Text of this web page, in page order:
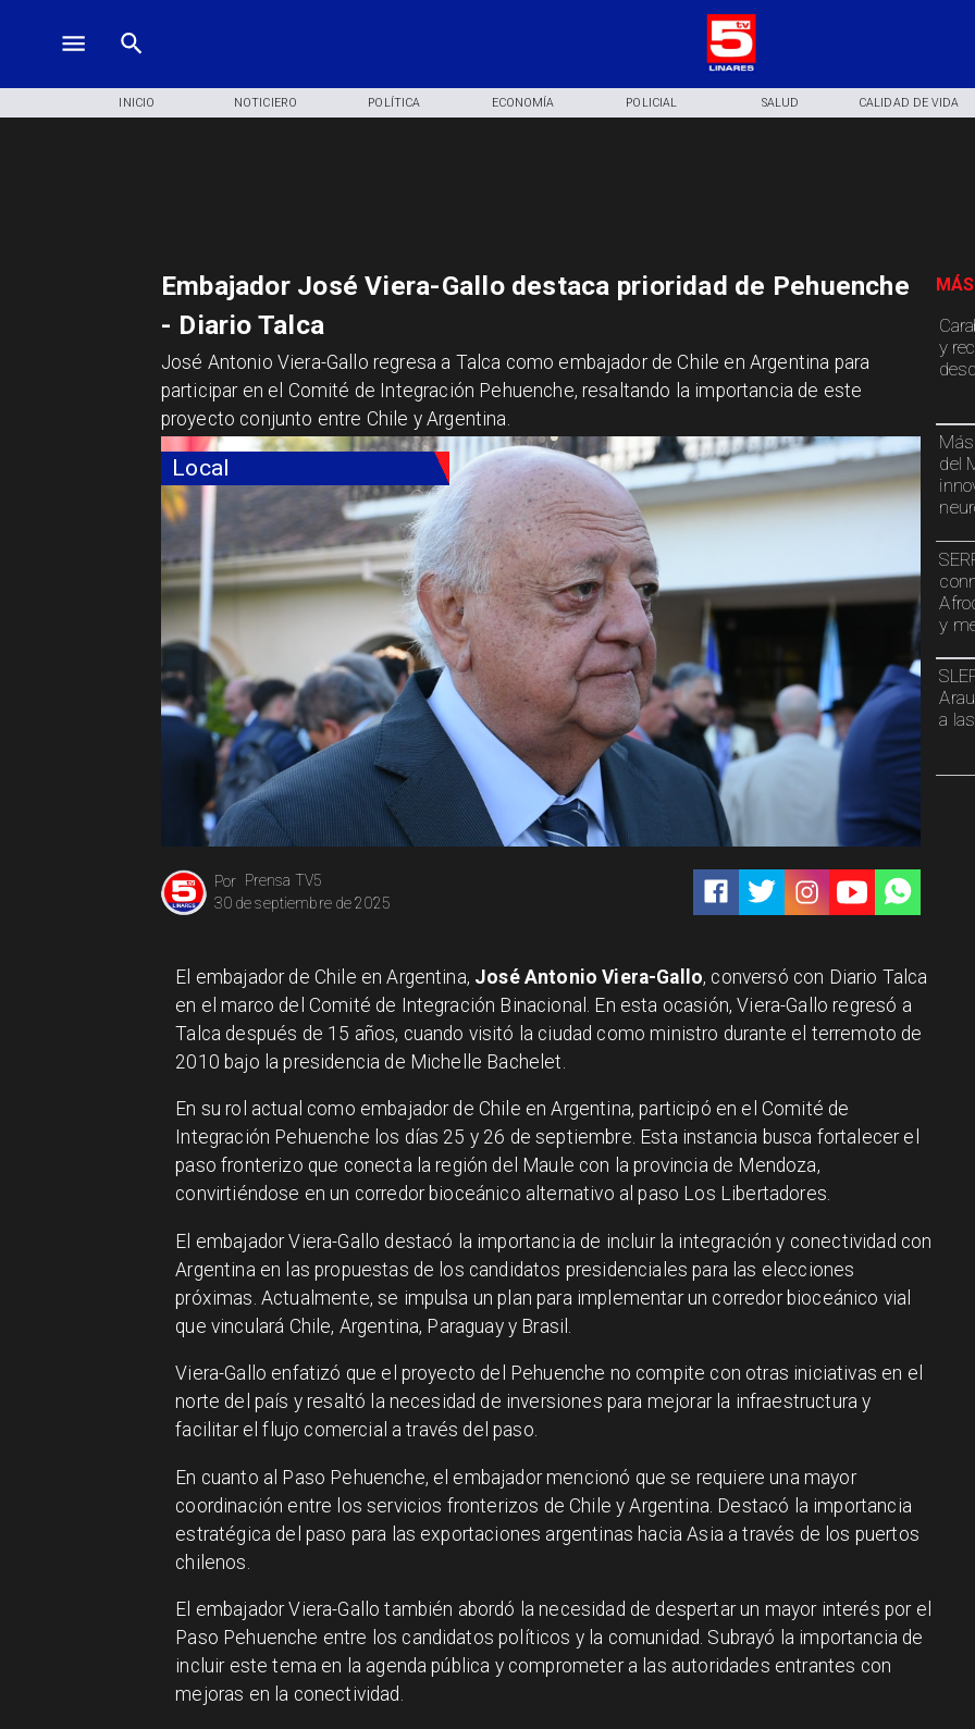
INICIO NOTICIERO POLÍTICA ECONOMÍA POLICIAL SALUD CALIDAD DE VIDA
Local
Prensa TV5
Por
30 de septiembre de 2025
y
del
y
a
Embajador José Viera-Gallo destaca prioridad de Pehuenche
- Diario Talca
José Antonio Viera-Gallo regresa a Talca como embajador de Chile en Argentina para
participar en el Comité de Integración Pehuenche, resaltando la importancia de este
proyecto conjunto entre Chile y Argentina.
El embajador de Chile en Argentina, José Antonio Viera-Gallo, conversó con Diario Talca
en el marco del Comité de Integración Binacional. En esta ocasión, Viera-Gallo regresó a
Talca después de 15 años, cuando visitó la ciudad como ministro durante el terremoto de
2010 bajo la presidencia de Michelle Bachelet.
En su rol actual como embajador de Chile en Argentina, participó en el Comité de
Integración Pehuenche los días 25 y 26 de septiembre. Esta instancia busca fortalecer el
paso fronterizo que conecta la región del Maule con la provincia de Mendoza,
convirtiéndose en un corredor bioceánico alternativo al paso Los Libertadores.
El embajador Viera-Gallo destacó la importancia de incluir la integración y conectividad con
Argentina en las propuestas de los candidatos presidenciales para las elecciones
próximas. Actualmente, se impulsa un plan para implementar un corredor bioceánico vial
que vinculará Chile, Argentina, Paraguay y Brasil.
Viera-Gallo enfatizó que el proyecto del Pehuenche no compite con otras iniciativas en el
norte del país y resaltó la necesidad de inversiones para mejorar la infraestructura y
facilitar el flujo comercial a través del paso.
En cuanto al Paso Pehuenche, el embajador mencionó que se requiere una mayor
coordinación entre los servicios fronterizos de Chile y Argentina. Destacó la importancia
estratégica del paso para las exportaciones argentinas hacia Asia a través de los puertos
chilenos.
El embajador Viera-Gallo también abordó la necesidad de despertar un mayor interés por el
Paso Pehuenche entre los candidatos políticos y la comunidad. Subrayó la importancia de
incluir este tema en la agenda pública y comprometer a las autoridades entrantes con
mejoras en la conectividad.